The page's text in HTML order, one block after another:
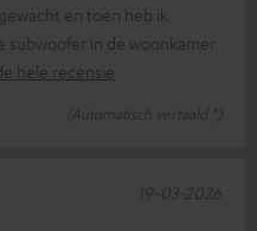
en toen heb ik
subwoofer in de woonkamer
hele recensie
(Automatisch vertaald *)
19-03-2026